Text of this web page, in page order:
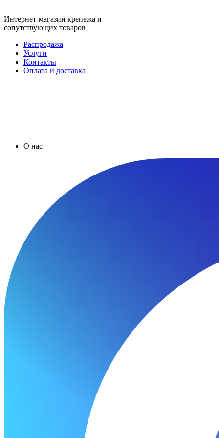
Интернет-магазин крепежа и
сопутствующих товаров
Распродажа
Услуги
Контакты
Оплата и доставка
О нас